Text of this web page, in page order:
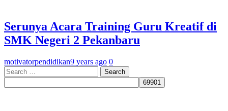
Serunya Acara Training Guru Kreatif di
SMK Negeri 2 Pekanbaru
motivatorpendidikan9 years ago 0
Search
for: